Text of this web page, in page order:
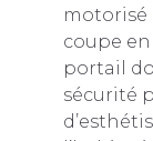
motorisé
coupe
portail
sécurité